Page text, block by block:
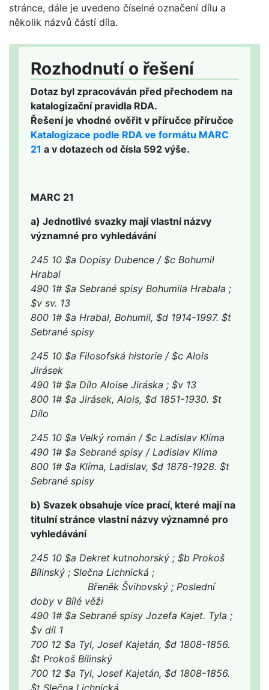
stránce, dále je uvedeno číselné označení dílu a
několik názvů částí díla.
Rozhodnutí o řešení
Dotaz byl zpracováván před přechodem na
katalogizační pravidla RDA.
Řešení je vhodné ověřit v příručce příručce
Katalogizace podle RDA ve formátu MARC
21 a v dotazech od čísla 592 výše.
MARC 21
a) Jednotlivé svazky mají vlastní názvy
významné pro vyhledávání
245 10 $a Dopisy Dubence / $c Bohumil
Hrabal
490 1# $a Sebrané spisy Bohumila Hrabala ;
$v sv. 13
800 1# $a Hrabal, Bohumil, $d 1914-1997. $t
Sebrané spisy
245 10 $a Filosofská historie / $c Alois
Jirásek
490 1# $a Dílo Aloise Jiráska ; $v 13
800 1# $a Jirásek, Alois, $d 1851-1930. $t
Dílo
245 10 $a Velký román / $c Ladislav Klíma
490 1# $a Sebrané spisy / Ladislav Klíma
800 1# $a Klíma, Ladislav, $d 1878-1928. $t
Sebrané spisy
b) Svazek obsahuje více prací, které mají na
titulní stránce vlastní názvy významné pro
vyhledávání
245 10 $a Dekret kutnohorský ; $b Prokoš
Bílinský ; Slečna Lichnická ;
Břeněk Švihovský ; Poslední
doby v Bílé věži
490 1# $a Sebrané spisy Jozefa Kajet. Tyla ;
$v díl 1
700 12 $a Tyl, Josef Kajetán, $d 1808-1856.
$t Prokoš Bílinský
700 12 $a Tyl, Josef Kajetán, $d 1808-1856.
$t Slečna Lichnická